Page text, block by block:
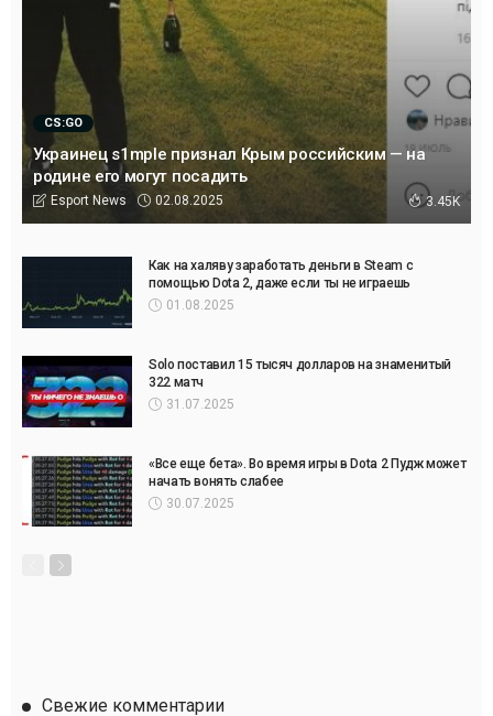
CS:GO
Украинец s1mple признал Крым российским — на
родине его могут посадить
Esport News 02.08.2025 3.45K
Как на халяву заработать деньги в Steam с
помощью Dota 2, даже если ты не играешь
01.08.2025
Solo поставил 15 тысяч долларов на знаменитый
322 матч
31.07.2025
«Все еще бета». Во время игры в Dota 2 Пудж может
начать вонять слабее
30.07.2025
Свежие комментарии